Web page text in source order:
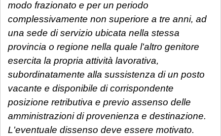
modo frazionato e per un periodo
complessivamente non superiore a tre anni, ad
una sede di servizio ubicata nella stessa
provincia o regione nella quale l'altro genitore
esercita la propria attività lavorativa,
subordinatamente alla sussistenza di un posto
vacante e disponibile di corrispondente
posizione retributiva e previo assenso delle
amministrazioni di provenienza e destinazione.
L'eventuale dissenso deve essere motivato.